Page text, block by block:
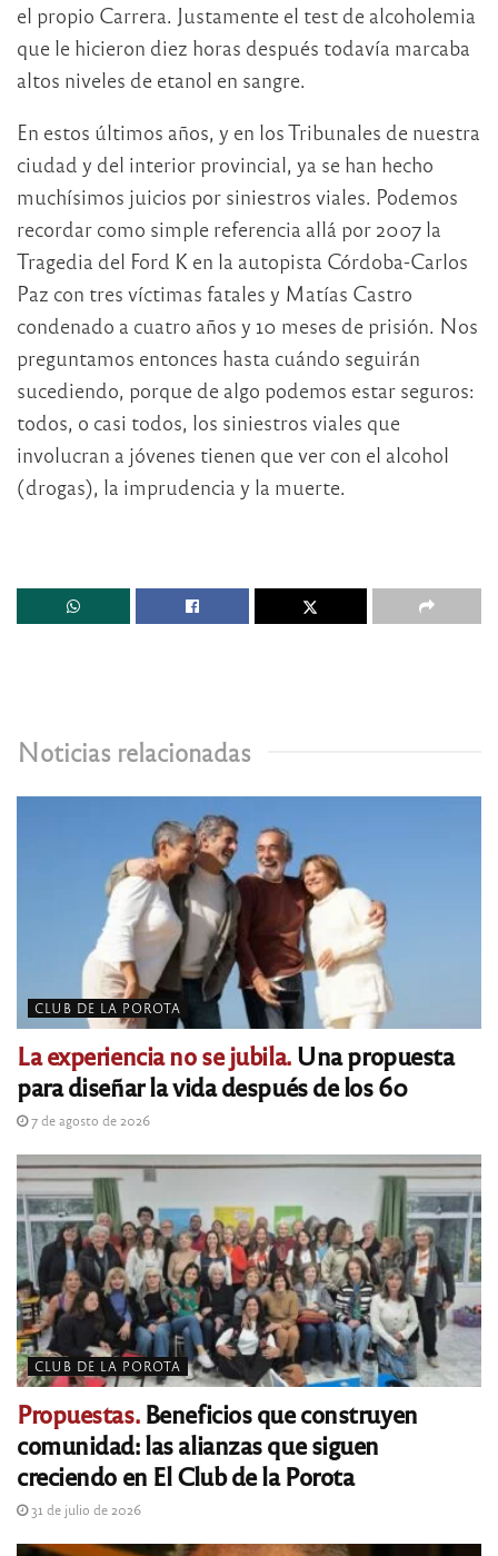
el propio Carrera. Justamente el test de alcoholemia
que le hicieron diez horas después todavía marcaba
altos niveles de etanol en sangre.
En estos últimos años, y en los Tribunales de nuestra
ciudad y del interior provincial, ya se han hecho
muchísimos juicios por siniestros viales. Podemos
recordar como simple referencia allá por 2007 la
Tragedia del Ford K en la autopista Córdoba-Carlos
Paz con tres víctimas fatales y Matías Castro
condenado a cuatro años y 10 meses de prisión. Nos
preguntamos entonces hasta cuándo seguirán
sucediendo, porque de algo podemos estar seguros:
todos, o casi todos, los siniestros viales que
involucran a jóvenes tienen que ver con el alcohol
(drogas), la imprudencia y la muerte.
Noticias relacionadas
CLUB DE LA POROTA
La experiencia no se jubila.Una propuesta
para diseñar la vida después de los 60
7 de agosto de 2026
CLUB DE LA POROTA
Propuestas.Beneficios que construyen
comunidad: las alianzas que siguen
creciendo en El Club de la Porota
31 de julio de 2026